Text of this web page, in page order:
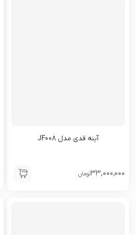
آینه قدی مدل JF008
۳۳,۰۰۰,۰۰۰تومان